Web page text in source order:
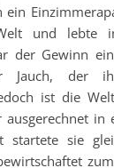
und lebte
der Gewinn
Jauch, der
ist die
ausgerechnet in
startete sie